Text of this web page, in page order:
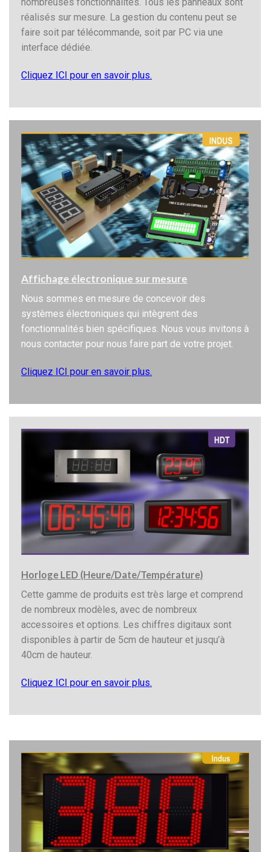
nombreuses fonctionnalités. Tous les panneaux sont
réalisés sur mesure. La gestion du contenu peut se
faire soit par télécommande, soit par PC via une
interface dédiée.
Cliquez ICI pour en savoir plus.
Affichage électronique sur mesure
Nous sommes en mesure de concevoir des
systèmes électroniques qui intègrent des
fonctionnalités bien spécifiques. Nous vous invitons à
nous contacter pour nous faire part de votre projet.
Cliquez ICI pour en savoir plus.
Horloge LED (Heure/Date/Température)
Cette gamme de produits est très large et comprend
de nombreux modèles, avec de nombreux
accessoires et options. Les chiffres digitaux sont
disponibles à partir de 5cm de hauteur et jusqu’à
40cm de hauteur.
Cliquez ICI pour en savoir plus.